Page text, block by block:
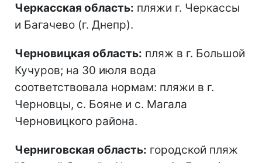
Черкасская область: пляжи г. Черкассы
и Багачево (г. Днепр).
Черновицкая область: пляж в г. Большой
Кучуров; на 30 июля вода
соответствовала нормам: пляжи в г.
Черновцы, с. Бояне и с. Магала
Черновицкого района.
Черниговская область: городской пляж